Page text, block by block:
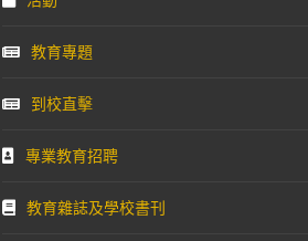
教育專題
到校直擊
專業教育招聘
教育雜誌及學校書刊